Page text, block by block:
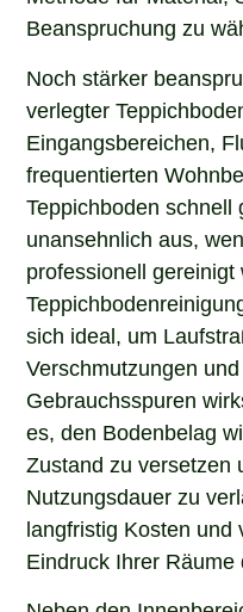
Beanspruchung zu
Noch stärker
verlegter
Eingangsbereichen,
frequentierten
Teppichboden
unansehnlich aus,
professionell
sich ideal, um
Verschmutzungen und
Gebrauchsspuren
es, den Bodenbelag
Zustand zu
Nutzungsdauer zu
langfristig Kosten und
Eindruck Ihrer Räume
Neben den